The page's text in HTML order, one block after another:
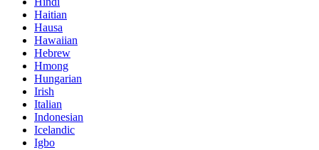
Haitian
Hausa
Hawaiian
Hebrew
Hmong
Hungarian
Irish
Italian
Indonesian
Icelandic
Igbo